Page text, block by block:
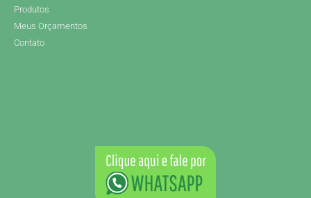
Produtos
Meus Orçamentos
Contato